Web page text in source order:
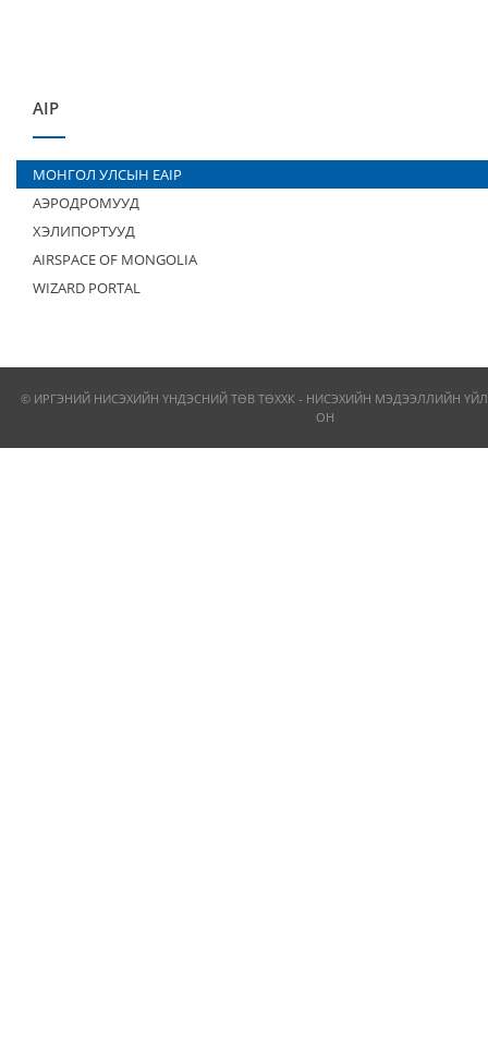
AIP
МОНГОЛ УЛСЫН EAIP
АЭРОДРОМУУД
ХЭЛИПОРТУУД
AIRSPACE OF MONGOLIA
WIZARD PORTAL
© ИРГЭНИЙ НИСЭХИЙН ҮНДЭСНИЙ ТӨВ ТӨХХК - НИСЭХИЙН МЭДЭЭЛЛИЙН
ОН